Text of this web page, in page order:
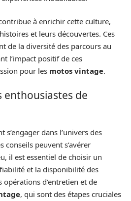
à enrichir cette culture,
et leurs découvertes. Ces
de la diversité des parcours au
l’impact positif de ces
pour les motos vintage.
enthousiastes de
s’engager dans l’univers des
conseils peuvent s’avérer
il est essentiel de choisir un
et la disponibilité des
opérations d’entretien et de
, qui sont des étapes cruciales